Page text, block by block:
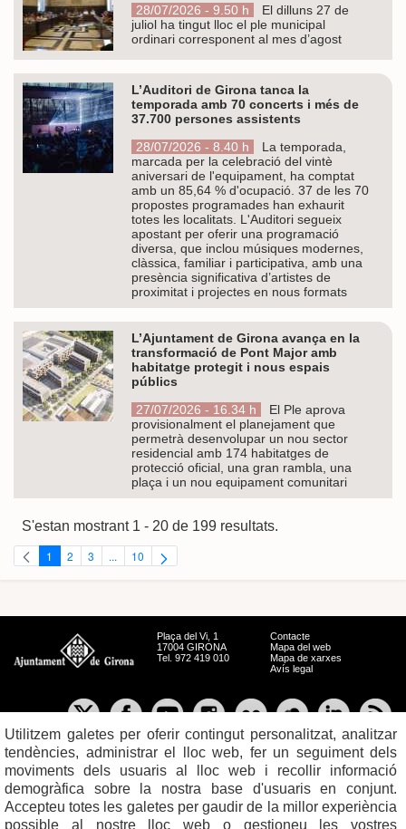
28/07/2026 - 9.50 h
El dilluns 27 de
juliol ha tingut lloc el ple municipal
ordinari corresponent al mes d’agost
L’Auditori de Girona tanca la
temporada amb 70 concerts i més de
37.700 persones assistents
28/07/2026 - 8.40 h
La temporada,
marcada per la celebració del vintè
aniversari de l'equipament, ha comptat
amb un 85,64 % d'ocupació. 37 de les 70
propostes programades han exhaurit
totes les localitats. L'Auditori segueix
apostant per oferir una programació
diversa, que inclou músiques modernes,
clàssica, familiar i participativa, amb una
presència significativa d’artistes de
proximitat i projectes en nous formats
L’Ajuntament de Girona avança en la
transformació de Pont Major amb
habitatge protegit i nous espais
públics
27/07/2026 - 16.34 h
El Ple aprova
provisionalment el planejament que
permetrà desenvolupar un nou sector
residencial amb 174 habitatges de
protecció oficial, una gran rambla, una
plaça i un nou equipament comunitari
S'estan mostrant 1 - 20 de 199 resultats.
Pàgina
1 Pàgina
2 Pàgina
3 ...Pàgines intermèdies Utilitzeu TAB per navegar.
Pàgina
10
Plaça del Vi, 1
17004 GIRONA
Tel. 972 419 010
Contacte
Mapa del web
Mapa de xarxes
Avís legal
Utilitzem galetes per oferir contingut personalitzat, analitzar
tendències, administrar el lloc web, fer un seguiment dels
moviments dels usuaris al lloc web i recollir informació
demogràfica sobre la nostra base d'usuaris en conjunt.
Accepteu totes les galetes per gaudir de la millor experiència
possible al nostre lloc web o gestioneu les vostres